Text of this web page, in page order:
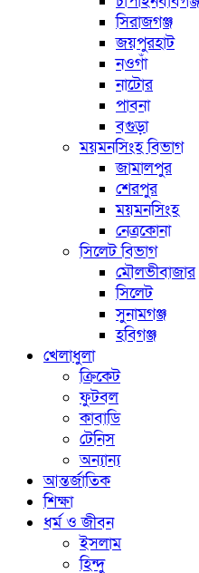
সিরাজগঞ্জ
জয়পুরহাট
নওগাঁ
নাটোর
পাবনা
বগুড়া
ময়মনসিংহ বিভাগ
জামালপুর
শেরপুর
ময়মনসিংহ
নেত্রকোনা
সিলেট বিভাগ
মৌলভীবাজার
সিলেট
সুনামগঞ্জ
হবিগঞ্জ
খেলাধুলা
ক্রিকেট
ফুটবল
কাবাডি
টেনিস
অন্যান্য
আন্তর্জাতিক
শিক্ষা
ধর্ম ও জীবন
ইসলাম
হিন্দু